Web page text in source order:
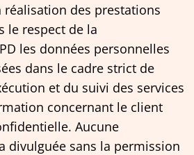
réalisation des prestations
le respect de la
les données personnelles
dans le cadre strict de
et du suivi des services
concernant le client
Aucune
divulguée sans la permission